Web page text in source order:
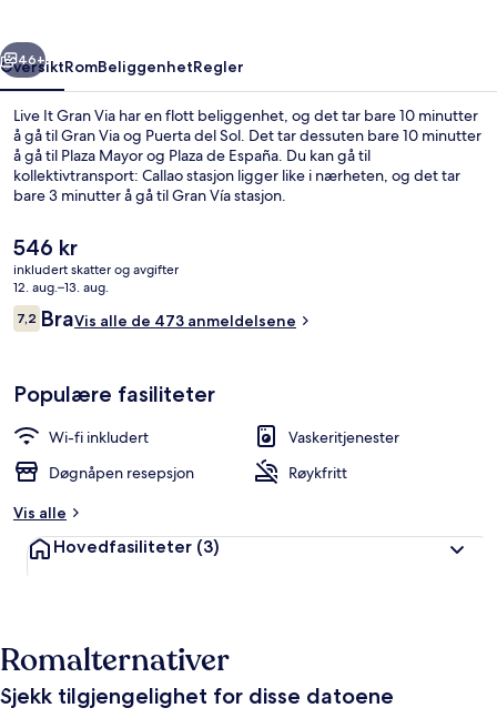
Neste
46+
OversiktRomBeliggenhetRegler
Live It Gran Via har en flott beliggenhet, og det tar bare 10 minutter
å gå til Gran Via og Puerta del Sol. Det tar dessuten bare 10 minutter
å gå til Plaza Mayor og Plaza de España. Du kan gå til
kollektivtransport: Callao stasjon ligger like i nærheten, og det tar
bare 3 minutter å gå til Gran Vía stasjon.
Den
nåværende
prisen
er
546 kr
546 kr
inkludert skatter og avgifter
12. aug.–13. aug.
Anmeldelser
7,27,2 av 10 –
BraVis alle de 473 anmeldelsene
Populære fasiliteter
Wi-fi inkludert
Vaskeritjenester
Døgnåpen resepsjon
Røykfritt
Vis alle
Hovedfasiliteter (3)
Romalternativer
Sjekk tilgjengelighet for disse datoene